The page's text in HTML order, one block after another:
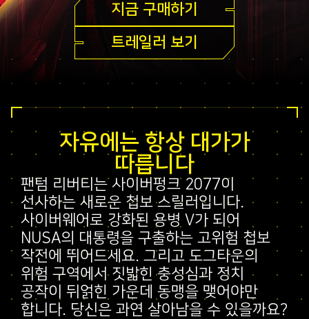
지금 구매하기
트레일러 보기
자유에는 항상 대가가
따릅니다
팬텀 리버티는 사이버펑크 2077이
선사하는 새로운 첩보 스릴러입니다.
사이버웨어로 강화된 용병 V가 되어
NUSA의 대통령을 구출하는 고위험 첩보
작전에 뛰어드세요. 그리고 도그타운의
위험 구역에서 짓밟힌 충성심과 정치
공작이 뒤얽힌 가운데 동맹을 맺어야만
합니다. 당신은 과연 살아남을 수 있을까요?